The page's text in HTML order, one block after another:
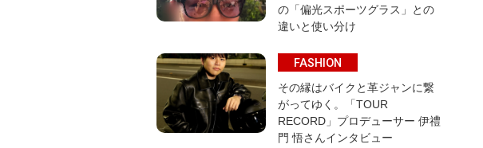
の「偏光スポーツグラス」との
違いと使い分け
FASHION
その縁はバイクと革ジャンに繋
がってゆく。「TOUR
RECORD」プロデューサー 伊禮
門 悟さんインタビュー